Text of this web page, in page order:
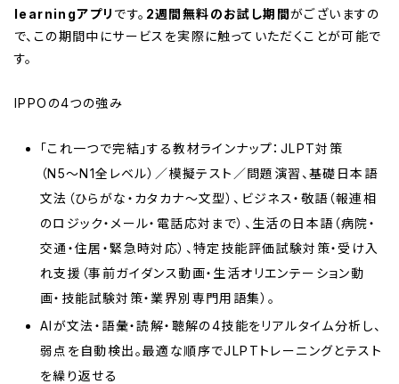
learningアプリ です。 2週間無料のお試し期間がございますの
で、この期間中にサービスを実際に触っていただくことが可能で
す。
IPPOの4つの強み
「これ一つで完結」する教材ラインナップ：JLPT対策
（N5〜N1全レベル）／模擬テスト／問題演習、基礎日本語
文法（ひらがな・カタカナ〜文型）、ビジネス・敬語（報連相
のロジック・メール・電話応対まで）、生活の日本語（病院・
交通・住居・緊急時対応）、特定技能評価試験対策・受け入
れ支援（事前ガイダンス動画・生活オリエンテーション動
画・技能試験対策・業界別専門用語集）。
AIが文法・語彙・読解・聴解の4技能をリアルタイム分析し、
弱点を自動検出。最適な順序でJLPTトレーニングとテスト
を繰り返せる